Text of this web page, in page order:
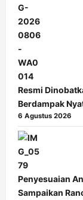
Resmi
Berdampak
6 Agustus 2026
Penyesuaian
Sampaikan